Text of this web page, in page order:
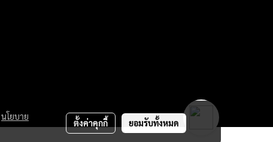
นโยบาย
ตั้งค่าคุกกี้ ยอมรับทั้งหมด